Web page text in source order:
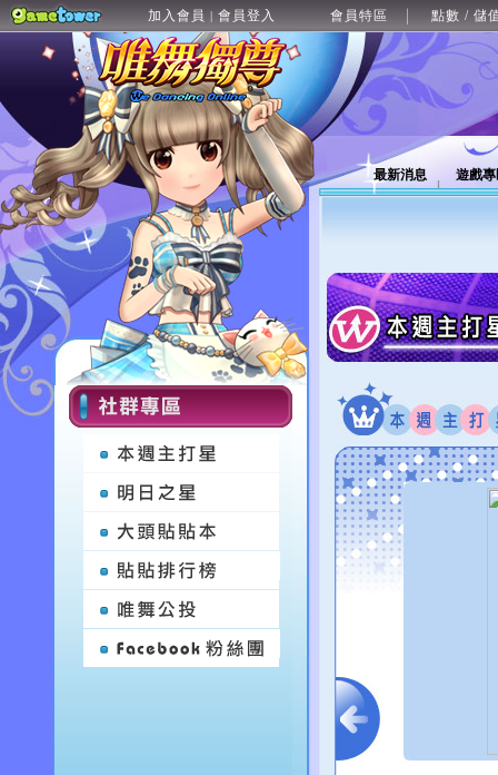
加入會員 | 會員登入 會員特區 點數 / 儲
最新消息 遊戲